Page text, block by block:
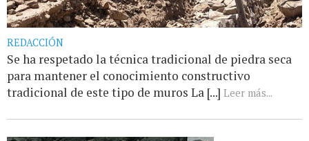
REDACCIÓN
Se ha respetado la técnica tradicional de piedra seca
para mantener el conocimiento constructivo
tradicional de este tipo de muros La [...] Leer más...